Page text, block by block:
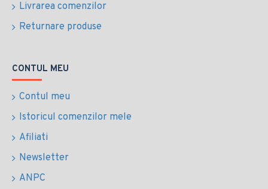
Livrarea comenzilor
Returnare produse
CONTUL MEU
Contul meu
Istoricul comenzilor mele
Afiliati
Newsletter
ANPC